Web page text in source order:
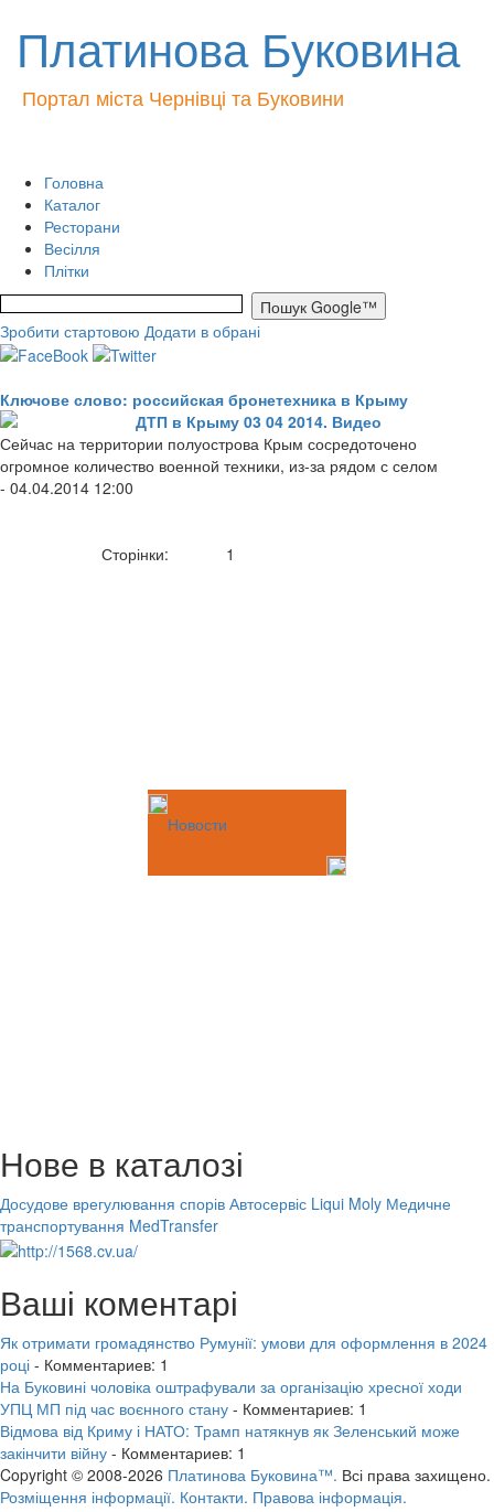
Платинова Буковина
Портал міста Чернівці та Буковини
Головна
Каталог
Ресторани
Весілля
Плітки
Зробити стартовою Додати в обрані
Ключове слово: российская бронетехника в Крыму
ДТП в Крыму 03 04 2014. Видео
Сейчас на территории полуострова Крым сосредоточено
огромное количество военной техники, из-за рядом с селом
- 04.04.2014 12:00
Сторінки: 1
Новости
Нове в каталозі
Досудове врегулювання спорів Автосервіс Liqui Moly Медичне
транспортування MedTransfer
Ваші коментарі
Як отримати громадянство Румунії: умови для оформлення в 2024
році - Комментариев: 1
На Буковині чоловіка оштрафували за організацію хресної ходи
УПЦ МП під час воєнного стану - Комментариев: 1
Відмова від Криму і НАТО: Трамп натякнув як Зеленський може
закінчити війну - Комментариев: 1
Copyright © 2008-2026 Платинова Буковина™. Всі права захищено.
Розміщення інформації. Контакти. Правова інформація.